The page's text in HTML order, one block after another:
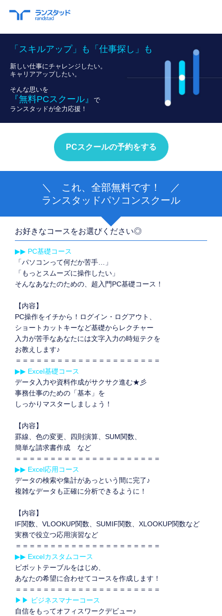
「スキルアップ」も「仕事探し」も
新しい仕事にチャレンジしたい。
キャリアアップしたい。
そんな思いを
『無料PCスクール』
で
ランスタッドが全力応援！
PCスクールの予約をする
＼ これ、全部無料です！ ／
ランスタッドパソコンスクール
お好きなコースをお選びください◎
▶▶ PC基礎コース
「パソコンって何だか苦手…」
「もっとスムーズに操作したい」
そんなあなたのための、超入門PC基礎コース！
【内容】
PC操作をイチから！ログイン・ログアウト、
ショートカットキーなど基礎からレクチャー
入力が苦手なあなたには文字入力の時短テクを
お教えします♪
＝＝＝＝＝＝＝＝＝＝＝＝＝＝＝＝＝＝＝＝＝
▶▶ Excel基礎コース
データ入力や資料作成がサクサク進む★彡
事務仕事のための「基本」を
しっかりマスターしましょう！
【内容】
罫線、色の変更、四則演算、SUM関数、
簡単な請求書作成 など
＝＝＝＝＝＝＝＝＝＝＝＝＝＝＝＝＝＝＝＝＝
▶▶ Excel応用コース
データの検索や集計があっという間に完了♪
複雑なデータも正確に分析できるように！
【内容】
IF関数、VLOOKUP関数、SUMIF関数、XLOOKUP関数など
実務で役立つ応用演習など
＝＝＝＝＝＝＝＝＝＝＝＝＝＝＝＝＝＝＝＝＝
▶▶ Excelカスタムコース
ピボットテーブルをはじめ、
あなたの希望に合わせてコースを作成します！
＝＝＝＝＝＝＝＝＝＝＝＝＝＝＝＝＝＝＝＝＝
▶▶ ビジネスマナーコース
自信をもってオフィスワークデビュー♪